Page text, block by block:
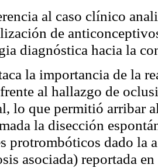
al caso clínico
de
diagnóstica hacia la
la importancia de la
al hallazgo de
lo que permitió arribar
la disección
protrombóticos dado la
asociada) reportada